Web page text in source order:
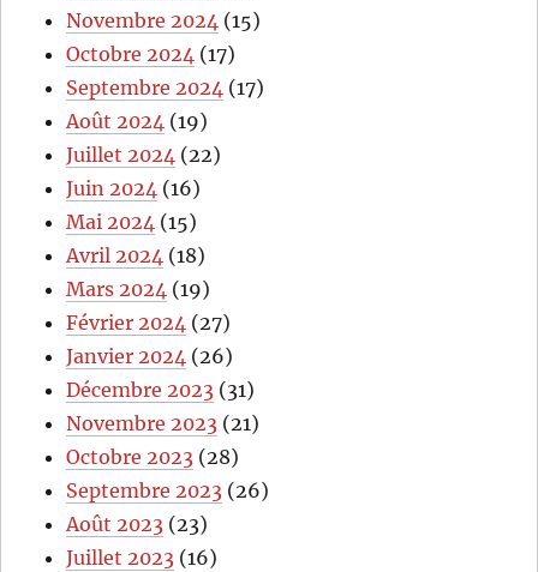
Novembre 2024 (15)
Octobre 2024 (17)
Septembre 2024 (17)
Août 2024 (19)
Juillet 2024 (22)
Juin 2024 (16)
Mai 2024 (15)
Avril 2024 (18)
Mars 2024 (19)
Février 2024 (27)
Janvier 2024 (26)
Décembre 2023 (31)
Novembre 2023 (21)
Octobre 2023 (28)
Septembre 2023 (26)
Août 2023 (23)
Juillet 2023 (16)